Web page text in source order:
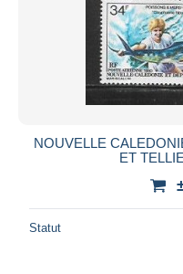
NOUVELLE
ET
Statut